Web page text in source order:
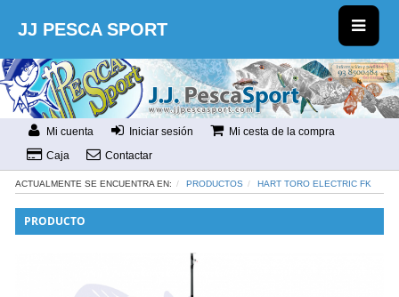
JJ PESCA SPORT
Mi cuenta Iniciar sesión
Mi cesta de la compra
Caja
Contactar
ACTUALMENTE SE ENCUENTRA EN: PRODUCTOS HART TORO ELECTRIC FK
PRODUCTO